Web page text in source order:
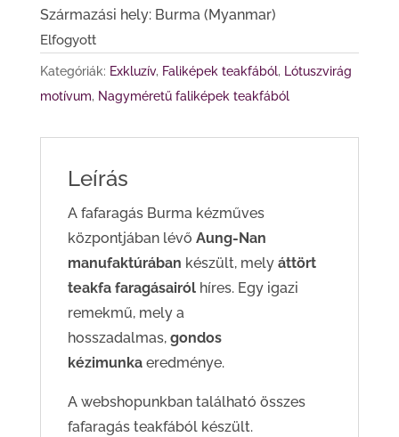
Származási hely: Burma (Myanmar)
Elfogyott
Kategóriák: Exkluzív, Faliképek teakfából, Lótuszvirág
motívum, Nagyméretű faliképek teakfából
Leírás
A fafaragás Burma kézműves
központjában lévő Aung-Nan
manufaktúrában készült, mely áttört
teakfa faragásairól híres. Egy igazi
remekmű, mely a
hosszadalmas, gondos
kézimunkaeredménye.
A webshopunkban található összes
fafaragás teakfából készült.